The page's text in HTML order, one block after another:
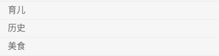
育儿
历史
美食